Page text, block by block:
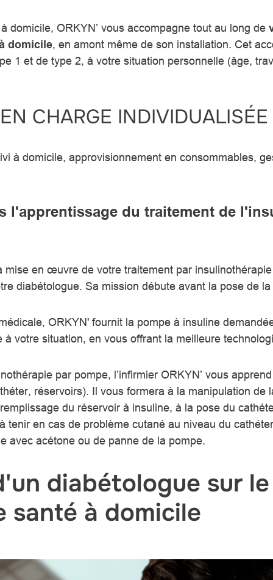
domicile, ORKYN’ vous accompagne tout au long de
domicile, en amont même de son installation. Cet
1 et de type 2, à votre situation personnelle (âge,
CHARGE INDIVIDUALISÉE
à domicile, approvisionnement en consommables,
l'apprentissage du traitement de
mise en œuvre de votre traitement par
diabétologue. Sa mission débute avant la pose de
ORKYN' fournit la pompe à insuline
votre situation, en vous offrant la meilleure
par pompe, l’infirmier ORKYN’ vous
réservoirs). Il vous formera à la manipulation de
du réservoir à insuline, à la pose du
tenir en cas de problème cutané au niveau du
avec acétone ou de panne de la pompe.
diabétologue sur
santé à domicile